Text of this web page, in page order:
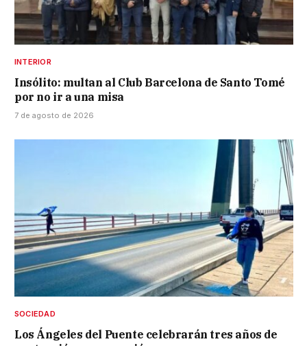
INTERIOR
Insólito: multan al Club Barcelona de Santo Tomé
por no ir a una misa
7 de agosto de 2026
SOCIEDAD
Los Ángeles del Puente celebrarán tres años de